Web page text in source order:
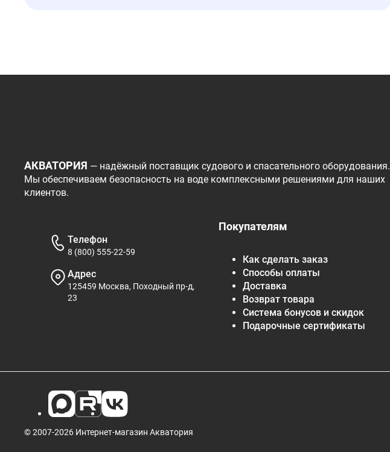
АКВАТОРИЯ — надёжный поставщик судового и спасательного оборудования.
Мы обеспечиваем безопасность на воде комплексными решениями для наших
клиентов.
Покупателям
Как сделать заказ
Способы оплаты
Доставка
Возврат товара
Система бонусов и скидок
Подарочные сертификаты
Телефон
8 (800) 555-22-59
Адрес
125459 Москва, Походный пр-д,
23
© 2007-2026 Интернет-магазин Акватория